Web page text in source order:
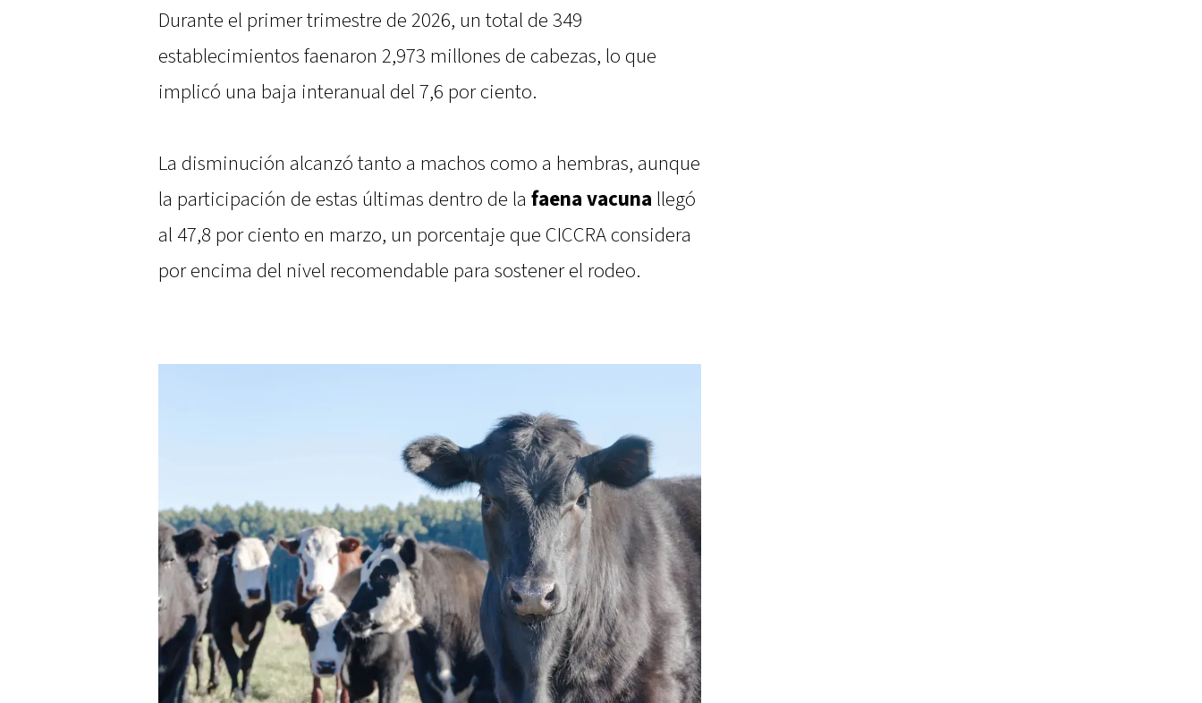
Durante el primer trimestre de 2026, un total de 349
establecimientos faenaron 2,973 millones de cabezas, lo que
implicó una baja interanual del 7,6 por ciento.
La disminución alcanzó tanto a machos como a hembras, aunque
la participación de estas últimas dentro de la faena vacuna llegó
al 47,8 por ciento en marzo, un porcentaje que CICCRA considera
por encima del nivel recomendable para sostener el rodeo.